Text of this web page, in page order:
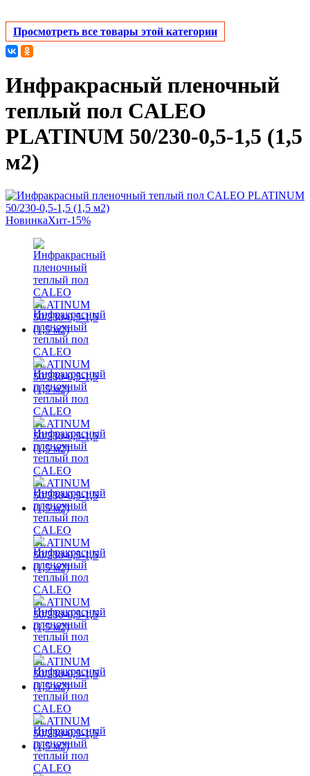
Просмотреть все товары этой категории
Инфракрасный пленочный
теплый пол CALEO
PLATINUM 50/230-0,5-1,5 (1,5
м2)
НовинкаХит-15%